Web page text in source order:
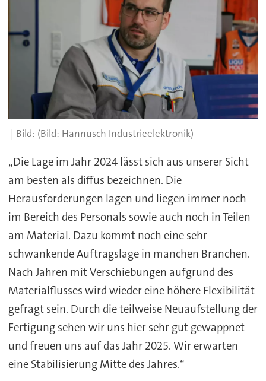
(Bild: Hannusch Industrieelektronik)
„Die Lage im Jahr 2024 lässt sich aus unserer Sicht
am besten als diffus bezeichnen. Die
Herausforderungen lagen und liegen immer noch
im Bereich des Personals sowie auch noch in Teilen
am Material. Dazu kommt noch eine sehr
schwankende Auftragslage in manchen Branchen.
Nach Jahren mit Verschiebungen aufgrund des
Materialflusses wird wieder eine höhere Flexibilität
gefragt sein. Durch die teilweise Neuaufstellung der
Fertigung sehen wir uns hier sehr gut gewappnet
und freuen uns auf das Jahr 2025. Wir erwarten
eine Stabilisierung Mitte des Jahres.“